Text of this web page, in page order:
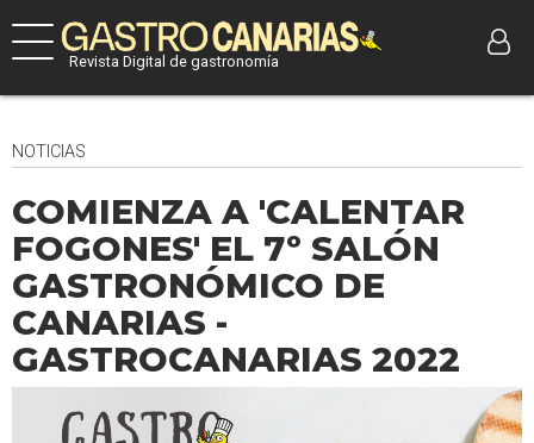
Revista Digital de gastronomía
NOTICIAS
COMIENZA A 'CALENTAR
FOGONES' EL 7º SALÓN
GASTRONÓMICO DE
CANARIAS -
GASTROCANARIAS 2022